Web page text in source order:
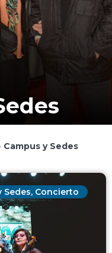
Campus y Sedes
Sedes, Concierto